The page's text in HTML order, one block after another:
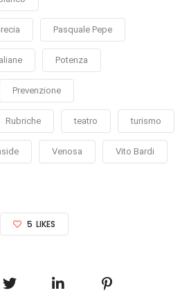
Pasquale Pepe
Potenza
Prevenzione
Rubriche teatro turismo
Venosa Vito Bardi
5 LIKES